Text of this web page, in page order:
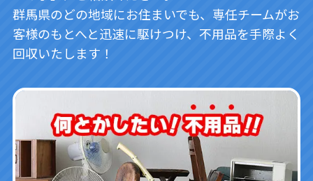
群馬県のどの地域にお住まいでも、専任チームがお
客様のもとへと迅速に駆けつけ、不用品を手際よく
回収いたします！